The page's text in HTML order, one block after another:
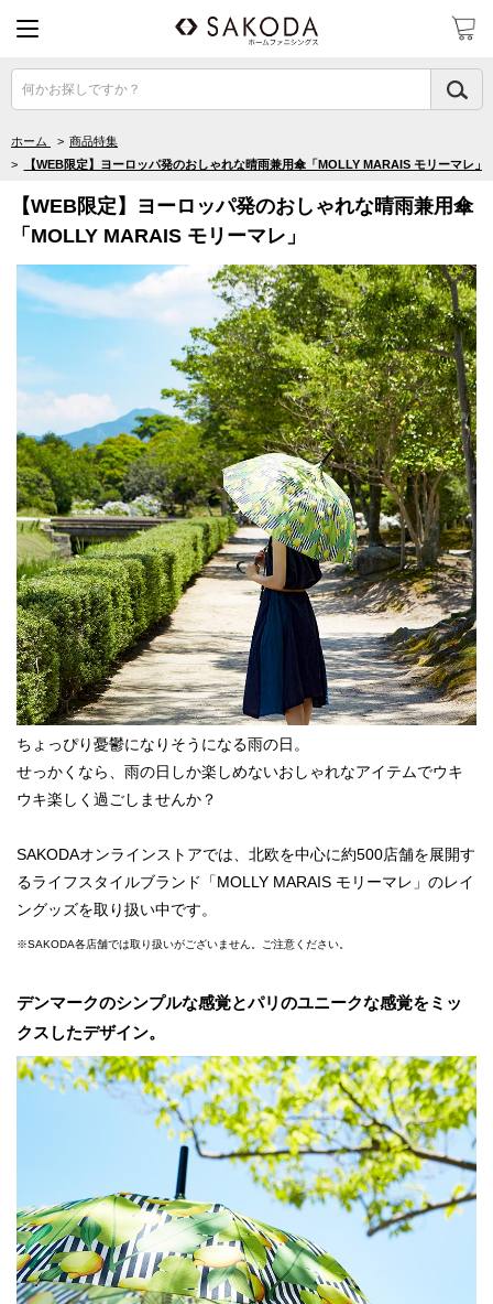
何かお探しですか？
ホーム > 商品特集
>
【WEB限定】ヨーロッパ発のおしゃれな晴雨兼用傘「MOLLY MARAIS モリーマレ」
【WEB限定】ヨーロッパ発のおしゃれな晴雨兼用傘
「MOLLY MARAIS モリーマレ」
ちょっぴり憂鬱になりそうになる雨の日。
せっかくなら、雨の日しか楽しめないおしゃれなアイテムでウキ
ウキ楽しく過ごしませんか？
SAKODAオンラインストアでは、北欧を中心に約500店舗を展開す
るライフスタイルブランド「MOLLY MARAIS モリーマレ」のレイ
ングッズを取り扱い中です。
※SAKODA各店舗では取り扱いがございません。ご注意ください。
デンマークのシンプルな感覚とパリのユニークな感覚をミッ
クスしたデザイン。